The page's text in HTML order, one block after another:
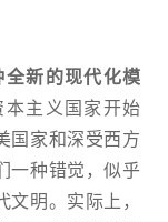
新的现代化模
主义国家开始
国家和深受西方
一种错觉，似乎
明。实际上，